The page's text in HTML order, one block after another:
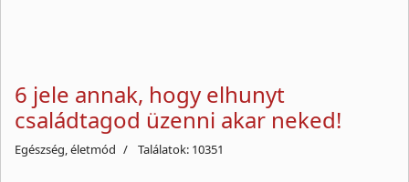
6 jele annak, hogy elhunyt
családtagod üzenni akar neked!
Egészség, életmód Találatok: 10351